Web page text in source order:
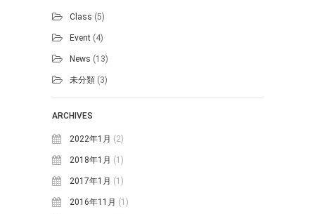
Class (5)
Event (4)
News (13)
未分類 (3)
ARCHIVES
2022年1月 (2)
2018年1月 (1)
2017年1月 (1)
2016年11月 (1)